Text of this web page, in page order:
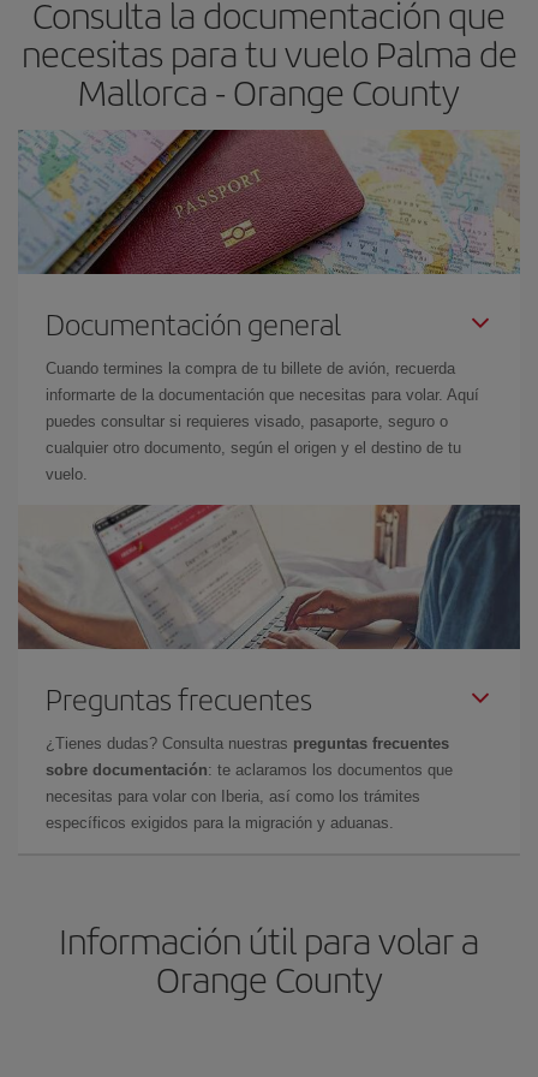
Consulta la documentación que
necesitas para tu vuelo Palma de
Mallorca - Orange County
Documentación general
Cuando termines la compra de tu billete de avión, recuerda
informarte de la documentación que necesitas para volar. Aquí
puedes consultar si requieres visado, pasaporte, seguro o
cualquier otro documento, según el origen y el destino de tu
vuelo.
Preguntas frecuentes
¿Tienes dudas? Consulta nuestras preguntas frecuentes
sobre documentación: te aclaramos los documentos que
necesitas para volar con Iberia, así como los trámites
específicos exigidos para la migración y aduanas.
Información útil para volar a
Orange County